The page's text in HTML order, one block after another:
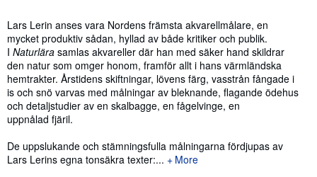
Lars Lerin anses vara Nordens främsta akvarellmålare, en
mycket produktiv sådan, hyllad av både kritiker och publik.
I Naturlära samlas akvareller där han med säker hand skildrar
den natur som omger honom, framför allt i hans värmländska
hemtrakter. Årstidens skiftningar, lövens färg, vasstrån fångade i
is och snö varvas med målningar av bleknande, flagande ödehus
och detaljstudier av en skalbagge, en fågelvinge, en
uppnålad fjäril.
De uppslukande och stämningsfulla målningarna fördjupas av
Lars Lerins egna tonsäkra texter:...
More